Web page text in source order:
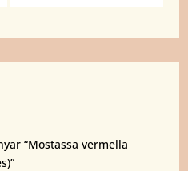
“Mostassa vermella